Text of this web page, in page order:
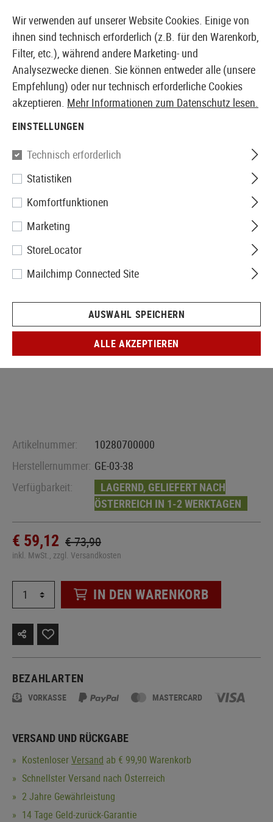
EUROPÄISCHER AIRSOFT SHOP & GROßHÄNDLER
Guarder
Cylinder Enhancement Set AUG
Artikelnummer:
10280700000
Herstellernummer: GE-03-38
Verfügbarkeit:
LAGERND, GELIEFERT NACH
ÖSTERREICH IN 1-2 WERKTAGEN
€ 59,12 € 73,90
inkl. MwSt., zzgl. Versandkosten
IN DEN WARENKORB
BEZAHLARTEN
VORKASSE MASTERCARD
VERSAND UND RÜCKGABE
KostenloserVersand ab € 99,90 Warenkorb
Schnellster Versand nach Österreich
2 Jahre Gewährleistung
14 Tage Geld-zurück-Garantie
Wir verwenden auf unserer Website Cookies. Einige von
ihnen sind technisch erforderlich (z.B. für den Warenkorb,
Filter, etc.), während andere Marketing- und
Analysezwecke dienen. Sie können entweder alle (unsere
Empfehlung) oder nur technisch erforderliche Cookies
akzeptieren. Mehr Informationen zum Datenschutz lesen.
EINSTELLUNGEN
Technisch erforderlich
Statistiken
Komfortfunktionen
Marketing
StoreLocator
Mailchimp Connected Site
AUSWAHL SPEICHERN
ALLE AKZEPTIEREN